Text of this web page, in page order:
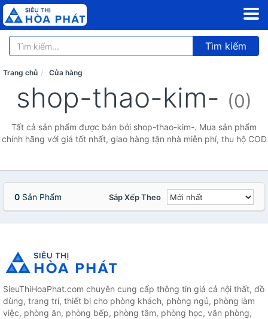
Tìm kiếm
Trang chủ Cửa hàng
shop-thao-kim- (0)
Tất cả sản phẩm được bán bởi shop-thao-kim-. Mua sản phẩm
chính hãng với giá tốt nhất, giao hàng tận nhà miễn phí, thu hộ COD
0 Sản Phẩm Sắp Xếp Theo
SieuThiHoaPhat.com chuyên cung cấp thông tin giá cả nội thất, đồ
dùng, trang trí, thiết bị cho phòng khách, phòng ngủ, phòng làm
việc, phòng ăn, phòng bếp, phòng tắm, phòng học, văn phòng,